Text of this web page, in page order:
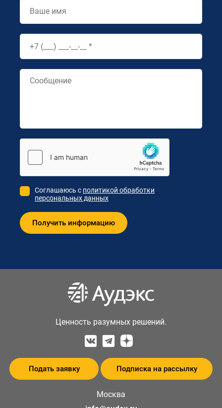
Соглашаюсь с политикой обработки
персональных данных
Ценность разумных решений.
Подать заявку Подписка на рассылку
Москва